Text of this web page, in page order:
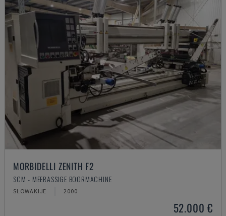
MORBIDELLI ZENITH F2
SCM - MEERASSIGE BOORMACHINE
SLOWAKIJE 2000
52.000 €